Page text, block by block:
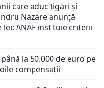
care aduc țigări și
Nazare anunță
lei: ANAF instituie criterii
la 50.000 de euro pe
compensații